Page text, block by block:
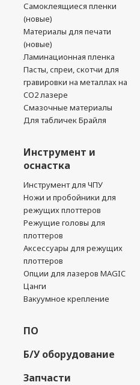
Самоклеящиеся пленки
(новые)
Материалы для печати
(новые)
Ламинационная пленка
Пасты, спреи, скотчи для
гравировки на металлах на
CO2 лазере
Смазочные материалы
Для табличек Брайля
Инструмент и
оснастка
Инструмент для ЧПУ
Ножи и пробойники для
режущих плоттеров
Режущие головы для
плоттеров
Аксессуары для режущих
плоттеров
Опции для лазеров MAGIC
Цанги
Вакуумное крепление
ПО
Б/У оборудование
Запчасти